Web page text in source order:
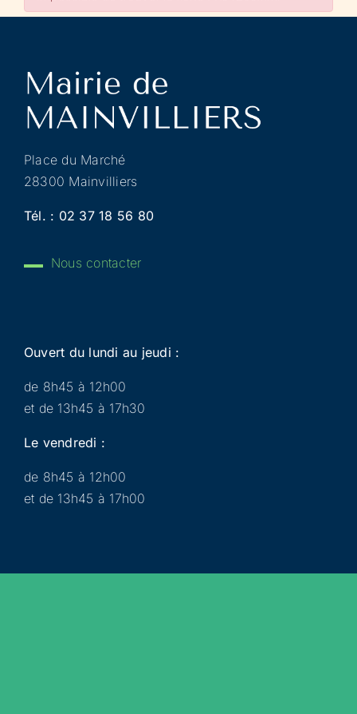
Place du Marché
28300 Mainvilliers
Tél. : 02 37 18 56 80
Nous contacter
Ouvert du lundi au jeudi :
de 8h45 à 12h00
et de 13h45 à 17h30
Le vendredi :
de 8h45 à 12h00
et de 13h45 à 17h00